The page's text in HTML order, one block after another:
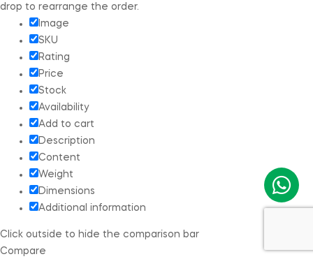
drop to rearrange the order.
Image
SKU
Rating
Price
Stock
Availability
Add to cart
Description
Content
Weight
Dimensions
Additional information
Click outside to hide the comparison bar
Compare